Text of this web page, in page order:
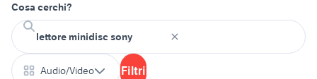
Cosa cerchi?
Audio/Video Filtri